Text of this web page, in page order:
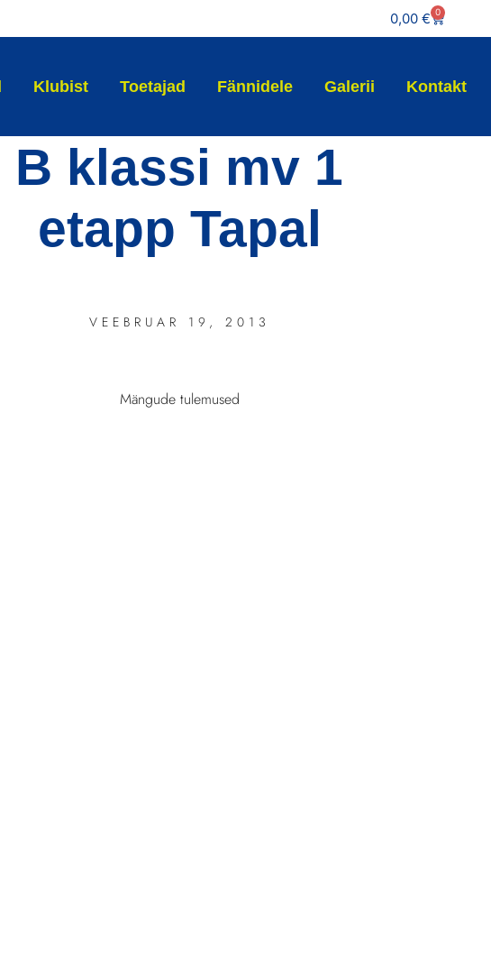
0,00€ 0
Klubist Toetajad Fännidele Galerii Kontakt
B klassi mv 1
etapp Tapal
VEEBRUAR 19, 2013
Mängude tulemused